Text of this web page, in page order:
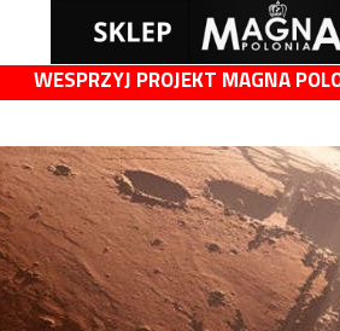
WESPRZYJ PROJEKT MAGNA